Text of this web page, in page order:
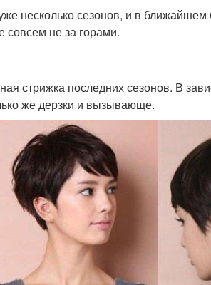
несколько сезонов, и в
совсем не за горами.
стрижка последних сезонов. В
же дерзки и вызывающе.